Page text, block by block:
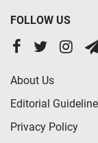
FOLLOW US
About Us
Editorial
Privacy Policy